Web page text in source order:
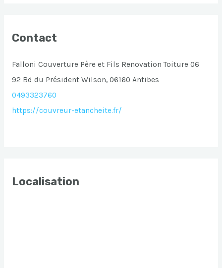
Contact
Falloni Couverture Père et Fils Renovation Toiture 06
92 Bd du Président Wilson, 06160 Antibes
0493323760
https://couvreur-etancheite.fr/
Localisation